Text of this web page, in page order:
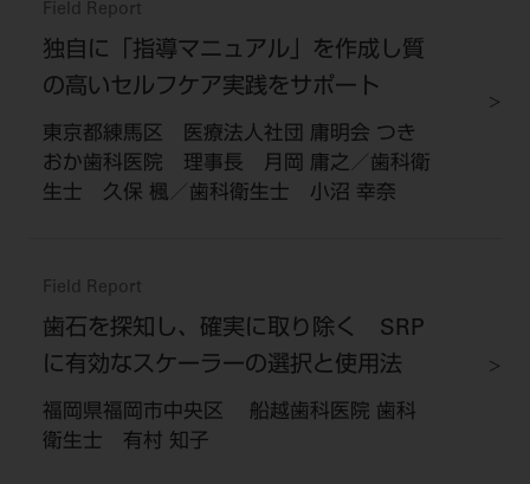
Field Report
独自に「指導マニュアル」を作成し質
の高いセルフケア実践をサポート
東京都練馬区 医療法人社団 庸明会 つき
おか歯科医院 理事長 月岡 庸之／歯科衛
生士 久保 楓／歯科衛生士 小沼 幸奈
Field Report
歯石を探知し、確実に取り除く SRP
に有効なスケーラーの選択と使用法
福岡県福岡市中央区 船越歯科医院 歯科
衛生士 有村 知子